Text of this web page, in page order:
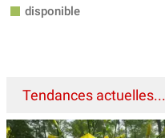
disponible
Tendances actuelles...